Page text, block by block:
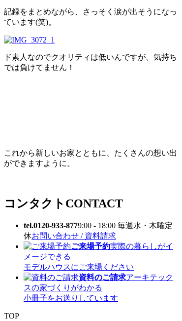
記録をまとめながら、さっそく涙が出そうになっ
ています(笑)。
ド素人なのでクオリティは低いんですが、気持ち
では負けてません！
これから新しいお家とともに、たくさんの想い出
ができますように。
コンタクト CONTACT
tel.0120-933-8779:00 - 18:00 毎週水・木曜定
休お問い合わせ / 資料請求
ご来場予約実際の暮らしがイ
メージできる
モデルハウスにご来場ください
資料のご請求アーキテック
スの家づくりがわかる
小冊子をお送りしています
TOP